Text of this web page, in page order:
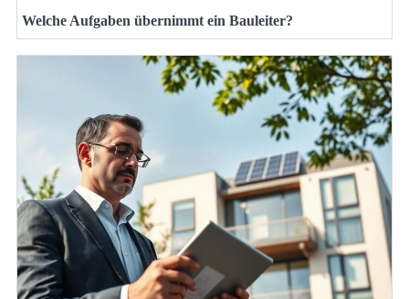
Welche Aufgaben übernimmt ein Bauleiter?